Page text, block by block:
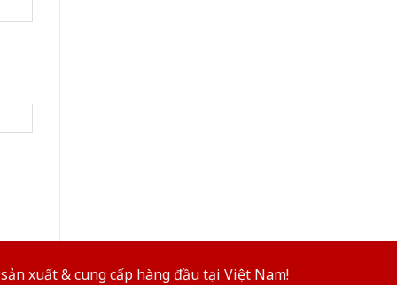
xuất & cung cấp hàng đầu tại Việt Nam!